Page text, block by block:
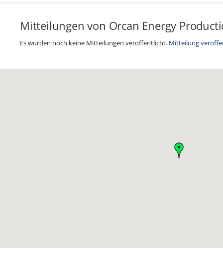
Mitteilungen von Orcan Energy
Es wurden noch keine Mitteilungen veröffentlicht. Mitteilung